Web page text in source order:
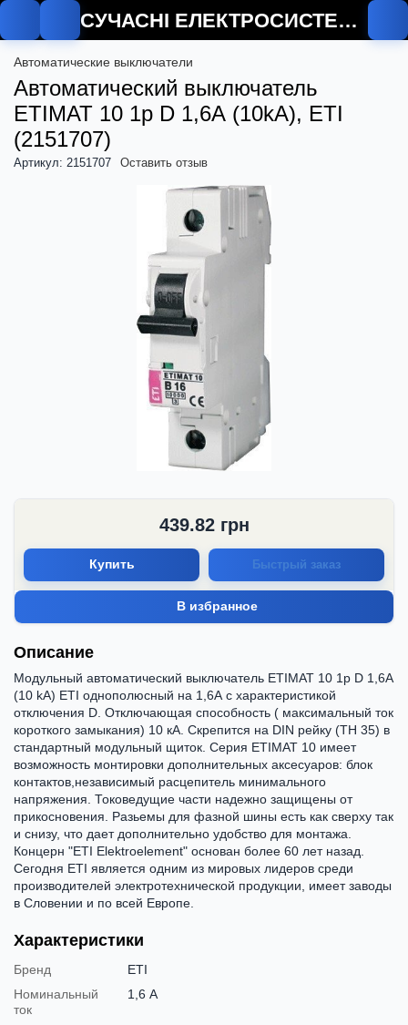
СУЧАСНІ ЕЛЕКТРОСИСТЕМИ
Автоматические выключатели
Автоматический выключатель
ETIMAT 10 1p D 1,6А (10kA), ETI
(2151707)
Артикул: 2151707 Оставить отзыв
439.82грн
Купить Быстрый заказ
В избранное
Описание
Модульный автоматический выключатель ETIMAT 10 1p D 1,6А
(10 kA) ETI однополюсный на 1,6А с характеристикой
отключения D. Отключающая способность ( максимальный ток
короткого замыкания) 10 кА. Скрепится на DIN рейку (ТН 35) в
стандартный модульный щиток. Серия ETIMAT 10 имеет
возможность монтировки дополнительных аксесуаров: блок
контактов,независимый расцепитель минимального
напряжения. Токоведущие части надежно защищены от
прикосновения. Разьемы для фазной шины есть как сверху так
и снизу, что дает дополнительно удобство для монтажа.
Концерн "ETI Elektroelement" основан более 60 лет назад.
Сегодня ETI является одним из мировых лидеров среди
производителей электротехнической продукции, имеет заводы
в Словении и по всей Европе.
Характеристики
Бренд
ETI
Номинальный
ток
1,6 А